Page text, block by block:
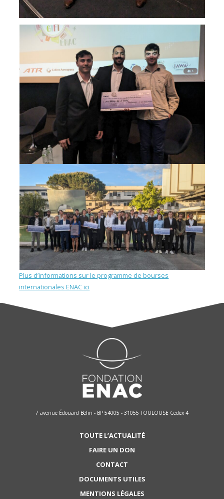
Plus d’informations sur le programme de bourses
internationales ENAC ici
7 avenue Édouard Belin - BP 54005 - 31055 TOULOUSE Cedex 4
TOUTE L’ACTUALITÉ
FAIRE UN DON
CONTACT
DOCUMENTS UTILES
MENTIONS LÉGALES